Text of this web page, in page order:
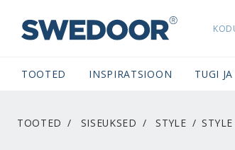
SWEDOORESTONIA
TOOTED INSPIRATSIOON TUGI
TOOTED SISEUKSED STYLE